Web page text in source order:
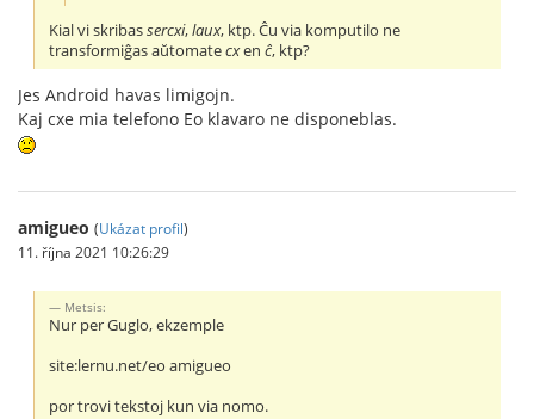
Kial vi skribassercxi,laux, ktp. Ĉu via komputilo ne
transformiĝas aŭtomatecxenĉ, ktp?
Jes Android havas limigojn.
Kaj cxe mia telefono Eo klavaro ne disponeblas.
amigueo (Ukázat profil)
11. října 2021 10:26:29
Metsis:
Nur per Guglo, ekzemple
site:lernu.net/eo amigueo
por trovi tekstoj kun via nomo.